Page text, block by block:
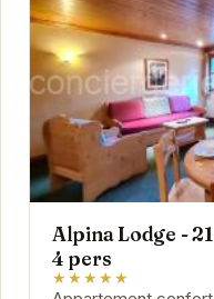
Alpina Lodge -
4 pers
★★★★★